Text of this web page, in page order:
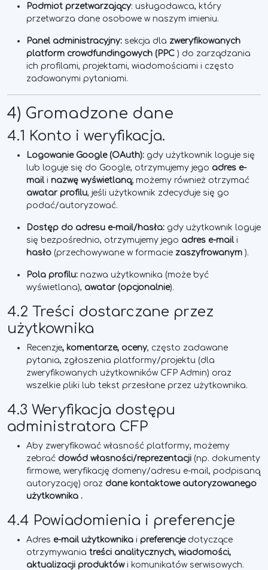
Podmiot przetwarzający: usługodawca, który
przetwarza dane osobowe w naszym imieniu.
Panel administracyjny: sekcja dla zweryfikowanych
platform crowdfundingowych (PPC ) do zarządzania
ich profilami, projektami, wiadomościami i często
zadawanymi pytaniami.
4) Gromadzone dane
4.1 Konto i weryfikacja.
Logowanie Google (OAuth): gdy użytkownik loguje się
lub loguje się do Google, otrzymujemy jego adres e-
mail i nazwę wyświetlaną; możemy również otrzymać
awatar profilu, jeśli użytkownik zdecyduje się go
podać/autoryzować.
Dostęp do adresu e-mail/hasła: gdy użytkownik loguje
się bezpośrednio, otrzymujemy jego adres e-mail i
hasło (przechowywane w formacie zaszyfrowanym ).
Pola profilu: nazwa użytkownika (może być
wyświetlana), awatar (opcjonalnie).
4.2 Treści dostarczane przez
użytkownika
Recenzje, komentarze, oceny, często zadawane
pytania, zgłoszenia platformy/projektu (dla
zweryfikowanych użytkowników CFP Admin) oraz
wszelkie pliki lub tekst przesłane przez użytkownika.
4.3 Weryfikacja dostępu
administratora CFP
Aby zweryfikować własność platformy, możemy
zebrać dowód własności/reprezentacji (np. dokumenty
firmowe, weryfikację domeny/adresu e-mail, podpisaną
autoryzację) oraz dane kontaktowe autoryzowanego
użytkownika .
4.4 Powiadomienia i preferencje
Adres e-mail użytkownika i preferencjedotyczące
otrzymywania treści analitycznych, wiadomości,
aktualizacji produktówi komunikatów serwisowych.